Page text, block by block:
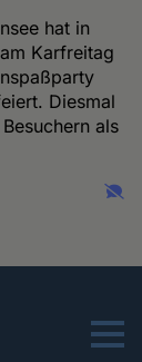
hat in
Karfreitag
Diesmal
als
Menu